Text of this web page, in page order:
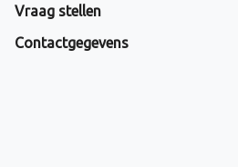
Vraag stellen
Contactgegevens